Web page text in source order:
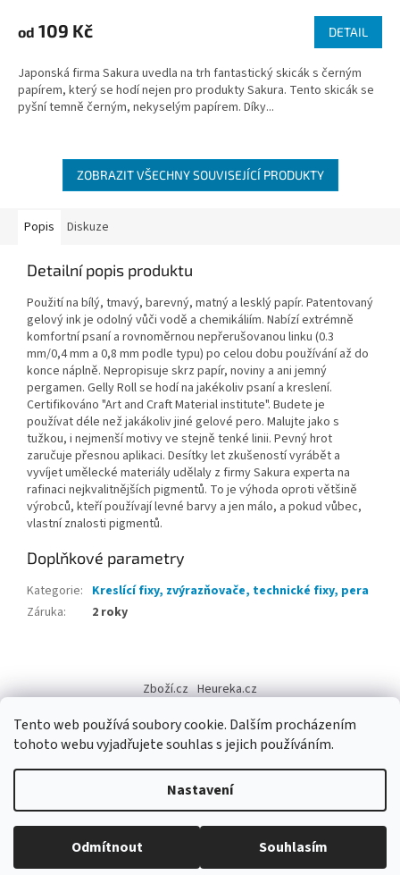
Tento web používá soubory cookie. Dalším procházením
tohoto webu vyjadřujete souhlas s jejich používáním.
Nastavení
Odmítnout Souhlasím
od 109 Kč DETAIL
Japonská firma Sakura uvedla na trh fantastický skicák s černým
papírem, který se hodí nejen pro produkty Sakura. Tento skicák se
pyšní temně černým, nekyselým papírem. Díky...
ZOBRAZIT VŠECHNY SOUVISEJÍCÍ PRODUKTY
Popis Diskuze
Detailní popis produktu
Použití na bílý, tmavý, barevný, matný a lesklý papír. Patentovaný
gelový ink je odolný vůči vodě a chemikáliím. Nabízí extrémně
komfortní psaní a rovnoměrnou nepřerušovanou linku (0.3
mm/0,4 mm a 0,8 mm podle typu) po celou dobu používání až do
konce náplně. Nepropisuje skrz papír, noviny a ani jemný
pergamen. Gelly Roll se hodí na jakékoliv psaní a kreslení.
Certifikováno "Art and Craft Material institute". Budete je
používat déle než jakákoliv jiné gelové pero. Malujte jako s
tužkou, i nejmenší motivy ve stejně tenké linii. Pevný hrot
zaručuje přesnou aplikaci. Desítky let zkušeností vyrábět a
vyvíjet umělecké materiály udělaly z firmy Sakura experta na
rafinaci nejkvalitnějších pigmentů. To je výhoda oproti většině
výrobců, kteří používají levné barvy a jen málo, a pokud vůbec,
vlastní znalosti pigmentů.
Doplňkové parametry
Kategorie: Kreslící fixy, zvýrazňovače, technické fixy, pera
Záruka: 2 roky
p
Zboží.cz Heureka.cz
Copyright 2026Výtvarné potřeby - hedvábí.cz. Všechna práva
vyhrazena.
Upravit nastavení cookies